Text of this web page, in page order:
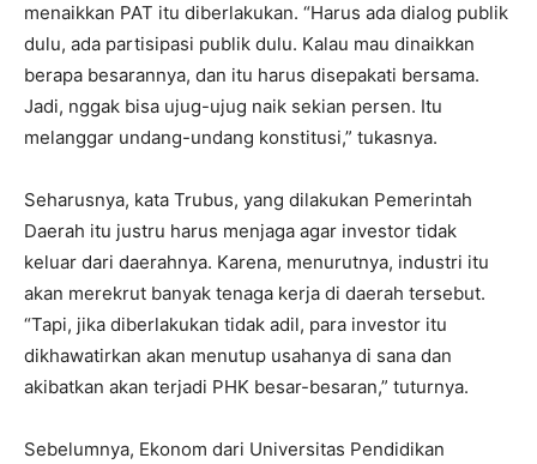
menaikkan PAT itu diberlakukan. “Harus ada dialog publik
dulu, ada partisipasi publik dulu. Kalau mau dinaikkan
berapa besarannya, dan itu harus disepakati bersama.
Jadi, nggak bisa ujug-ujug naik sekian persen. Itu
melanggar undang-undang konstitusi,” tukasnya.
Seharusnya, kata Trubus, yang dilakukan Pemerintah
Daerah itu justru harus menjaga agar investor tidak
keluar dari daerahnya. Karena, menurutnya, industri itu
akan merekrut banyak tenaga kerja di daerah tersebut.
“Tapi, jika diberlakukan tidak adil, para investor itu
dikhawatirkan akan menutup usahanya di sana dan
akibatkan akan terjadi PHK besar-besaran,” tuturnya.
Sebelumnya, Ekonom dari Universitas Pendidikan